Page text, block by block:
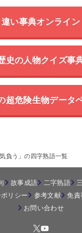
違い事典オンライン
史の人物クイズ事
超危険生物データ
負う」の四字熟語一覧
故事成語 二字熟語
リシー
参考文献 免責
お問い合わせ